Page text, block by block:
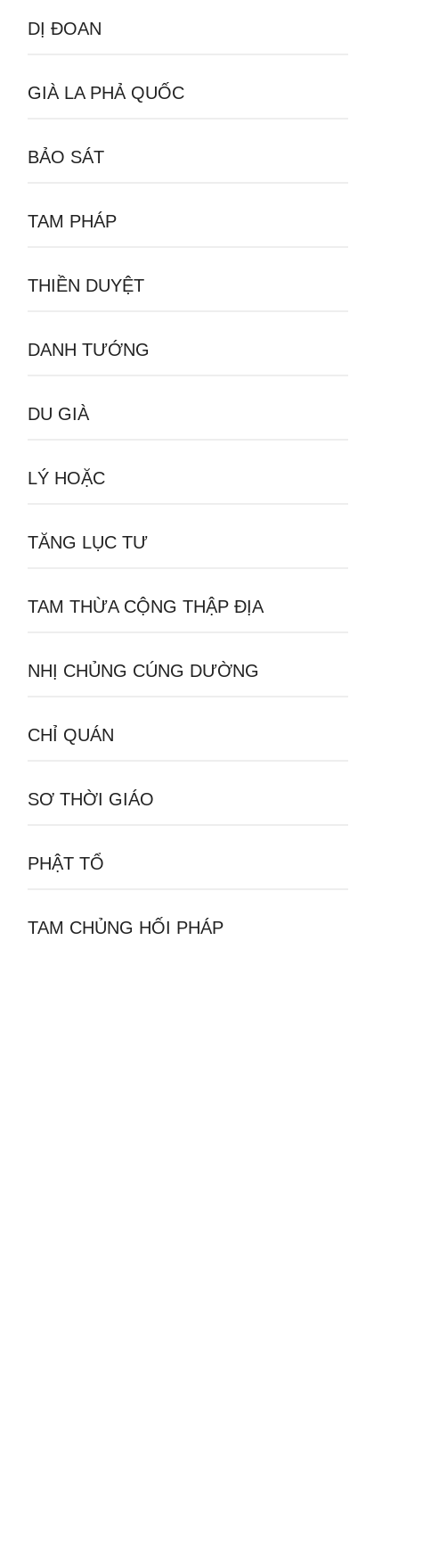
DỊ ĐOAN
GIÀ LA PHẢ QUỐC
BẢO SÁT
TAM PHÁP
THIỀN DUYỆT
DANH TƯỚNG
DU GIÀ
LÝ HOẶC
TĂNG LỤC TƯ
TAM THỪA CỘNG THẬP ĐỊA
NHỊ CHỦNG CÚNG DƯỜNG
CHỈ QUÁN
SƠ THỜI GIÁO
PHẬT TỔ
TAM CHỦNG HỐI PHÁP